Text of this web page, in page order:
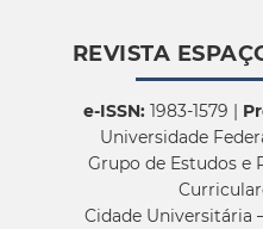
REVISTA
e-ISSN:1983-1579 |
Universidade
Grupo de Estudos e
Cidade Universitária